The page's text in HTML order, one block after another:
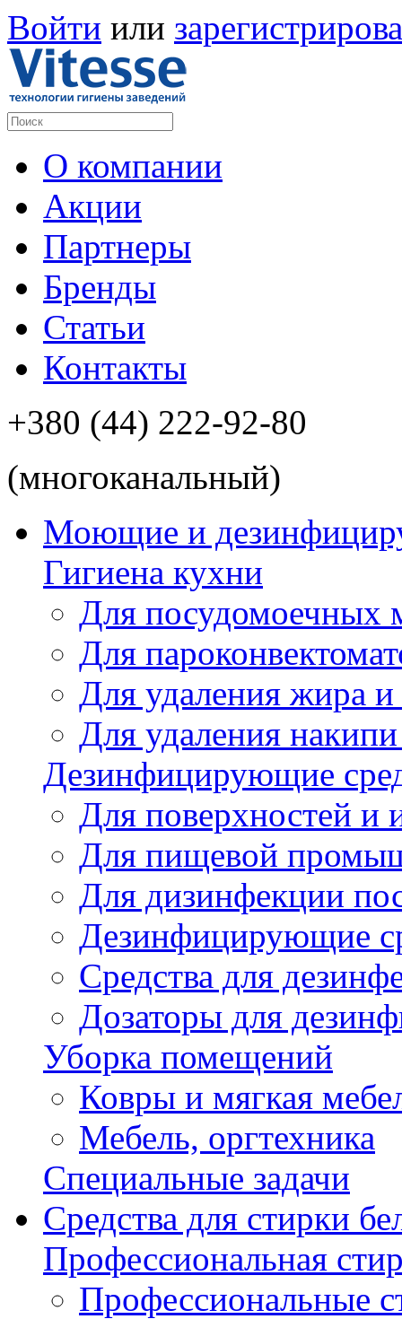
Войти или
О компании
Акции
Партнеры
Бренды
Статьи
Контакты
+380 (44) 222-92-80
(многоканальный)
Моющие и
Гигиена кухни
Для посудомоечных
Для
Для удаления жира и
Для удаления
Дезинфицирующие
Для поверхностей и
Для пищевой
Для дизинфекции
Дезинфицирующие
Cредства для
Дозаторы для
Уборка помещений
Ковры и мягкая
Мебель, оргтехника
Специальные задачи
Средства для стирки
Профессиональная
Профессиональные